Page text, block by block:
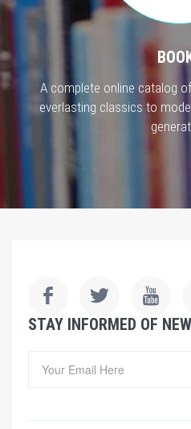
A complete online catalog
everlasting classics to
STAY INFORMED OF